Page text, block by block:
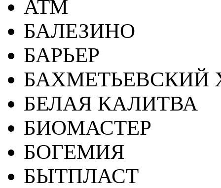
АТМ
БАЛЕЗИНО
БАРЬЕР
БАХМЕТЬЕВСКИЙ
БЕЛАЯ КАЛИТВА
БИОМАСТЕР
БОГЕМИЯ
БЫТПЛАСТ